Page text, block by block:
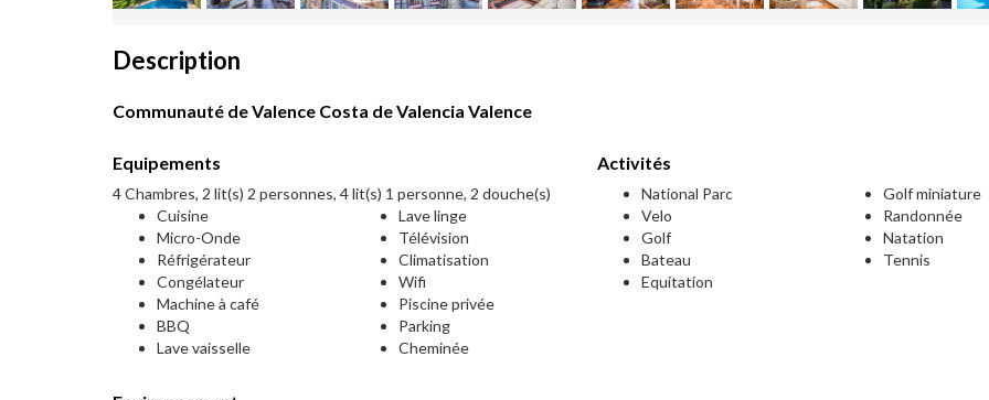
Description
Communauté de Valence Costa de Valencia Valence
Equipements
4 Chambres, 2 lit(s) 2 personnes, 4 lit(s) 1 personne, 2 douche(s)
Cuisine
Micro-Onde
Réfrigérateur
Congélateur
Machine à café
BBQ
Lave vaisselle
Lave linge
Télévision
Climatisation
Wifi
Piscine privée
Parking
Cheminée
Activités
National Parc
Velo
Golf
Bateau
Equitation
Golf miniature
Randonnée
Natation
Tennis